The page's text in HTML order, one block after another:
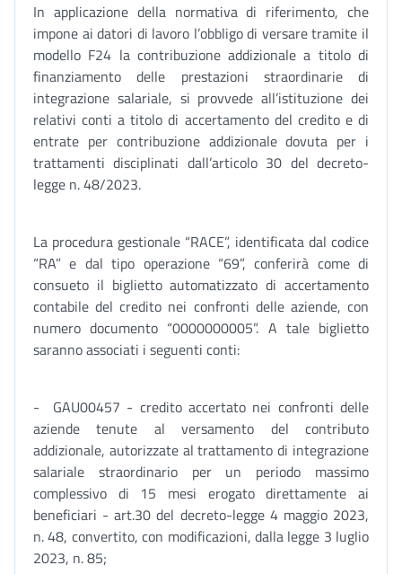
In applicazione della normativa di riferimento, che
impone ai datori di lavoro l’obbligo di versare tramite il
modello F24 la contribuzione addizionale a titolo di
finanziamento delle prestazioni straordinarie di
integrazione salariale, si provvede all’istituzione dei
relativi conti a titolo di accertamento del credito e di
entrate per contribuzione addizionale dovuta per i
trattamenti disciplinati dall’articolo 30 del decreto-
legge n. 48/2023.
La procedura gestionale “RACE”, identificata dal codice
“RA” e dal tipo operazione “69”, conferirà come di
consueto il biglietto automatizzato di accertamento
contabile del credito nei confronti delle aziende, con
numero documento “0000000005”. A tale biglietto
saranno associati i seguenti conti:
- GAU00457 - credito accertato nei confronti delle
aziende tenute al versamento del contributo
addizionale, autorizzate al trattamento di integrazione
salariale straordinario per un periodo massimo
complessivo di 15 mesi erogato direttamente ai
beneficiari - art.30 del decreto-legge 4 maggio 2023,
n. 48, convertito, con modificazioni, dalla legge 3 luglio
2023, n. 85;